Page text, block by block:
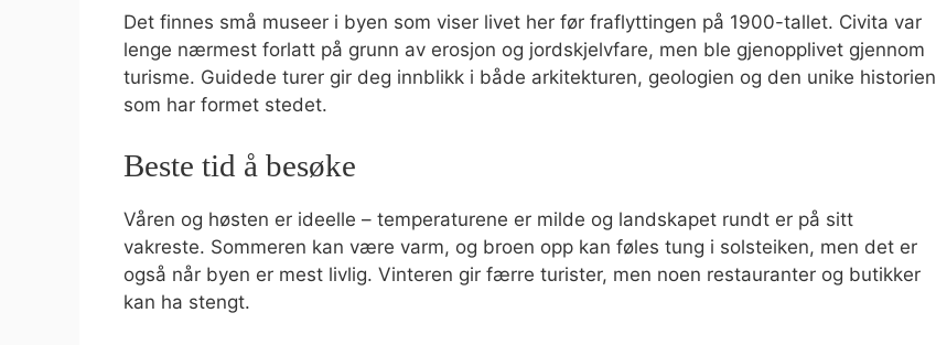
Det finnes små museer i byen som viser livet her før fraflyttingen på 1900-tallet. Civita var
lenge nærmest forlatt på grunn av erosjon og jordskjelvfare, men ble gjenopplivet gjennom
turisme. Guidede turer gir deg innblikk i både arkitekturen, geologien og den unike historien
som har formet stedet.
Beste tid å besøke
Våren og høsten er ideelle – temperaturene er milde og landskapet rundt er på sitt
vakreste. Sommeren kan være varm, og broen opp kan føles tung i solsteiken, men det er
også når byen er mest livlig. Vinteren gir færre turister, men noen restauranter og butikker
kan ha stengt.